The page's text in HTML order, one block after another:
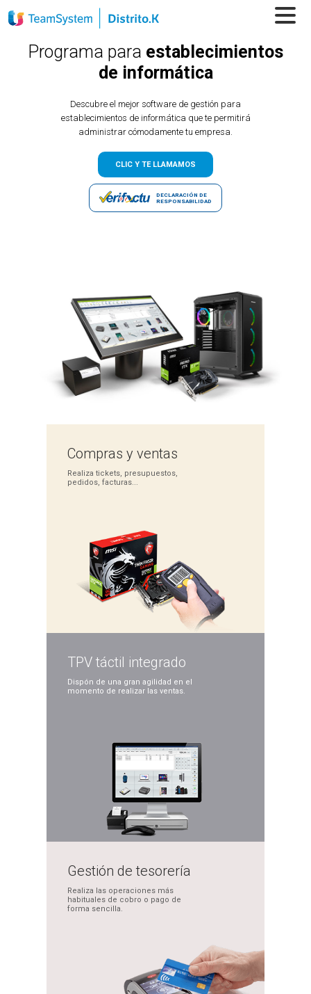
Programa para establecimientos
de informática
Descubre el mejor software de gestión para
establecimientos de informática que te permitirá
administrar cómodamente tu empresa.
CLIC Y TE LLAMAMOS
DECLARACIÓN DE
RESPONSABILIDAD
Comprasy ventas
Realiza tickets, presupuestos,
pedidos, facturas...
TPV táctil integrado
Dispón de una gran agilidad en el
momento de realizar las ventas.
Gestión de tesorería
Realiza las operaciones más
habituales de cobro o pago de
forma sencilla.